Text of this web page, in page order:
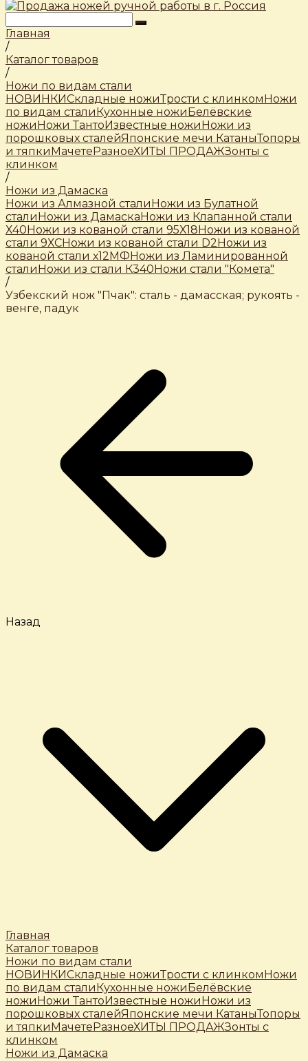
Главная
/
Каталог товаров
/
Ножи по видам стали
НОВИНКИСкладные ножиТрости c клинкомНожи
по видам сталиКухонные ножиБелёвские
ножиНожи ТантоИзвестные ножиНожи из
порошковых сталейЯпонские мечи КатаныТопоры
и тяпкиМачетеРазноеХИТЫ ПРОДАЖЗонты с
клинком
/
Ножи из Дамаска
Ножи из Алмазной сталиНожи из Булатной
сталиНожи из ДамаскаНожи из Клапанной стали
Х40Ножи из кованой стали 95Х18Ножи из кованой
стали 9ХСНожи из кованой стали D2Ножи из
кованой стали х12МФНожи из Ламинированной
сталиНожи из стали К340Ножи стали "Комета"
/
Узбекский нож "Пчак": сталь - дамасская; рукоять -
венге, падук
Назад
Главная
Каталог товаров
Ножи по видам стали
НОВИНКИСкладные ножиТрости c клинкомНожи
по видам сталиКухонные ножиБелёвские
ножиНожи ТантоИзвестные ножиНожи из
порошковых сталейЯпонские мечи КатаныТопоры
и тяпкиМачетеРазноеХИТЫ ПРОДАЖЗонты с
клинком
Ножи из Дамаска